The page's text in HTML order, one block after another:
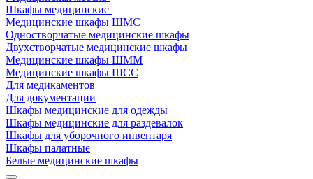
Шкафы медицинские
Медицинские шкафы ШМС
Одностворчатые медицинские шкафы
Двухстворчатые медицинские шкафы
Медицинские шкафы ШММ
Медицинские шкафы ШСС
Для медикаментов
Для документации
Шкафы медицинские для одежды
Шкафы медицинские для раздевалок
Шкафы для уборочного инвентаря
Шкафы палатные
Белые медицинские шкафы